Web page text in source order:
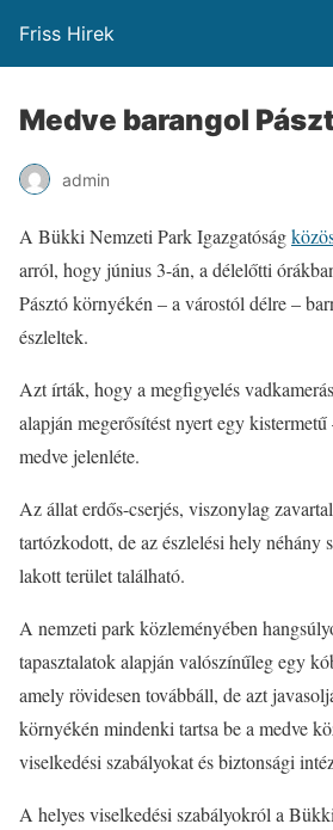
Friss Hirek
Medve barangol
admin
A Bükki Nemzeti Park Igazgatóság
arról, hogy június 3-án, a délelőtti
Pásztó környékén – a várostól délre –
észleltek.
Azt írták, hogy a megfigyelés
alapján megerősítést nyert egy
medve jelenléte.
Az állat erdős-cserjés, viszonylag
tartózkodott, de az észlelési hely néhány
lakott terület található.
A nemzeti park közleményében
tapasztalatok alapján valószínűleg egy
amely rövidesen továbbáll, de azt
környékén mindenki tartsa be a medve
viselkedési szabályokat és biztonsági
A helyes viselkedési szabályokról a